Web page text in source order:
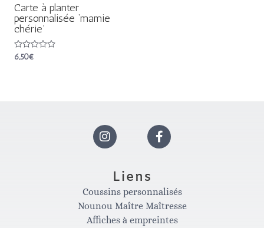
Carte à planter
personnalisée ‘mamie
chérie’
Note
6,50€
I
n
s
F
c
Liens
Coussins personnalisés
Nounou Maître Maîtresse
Affiches à empreintes